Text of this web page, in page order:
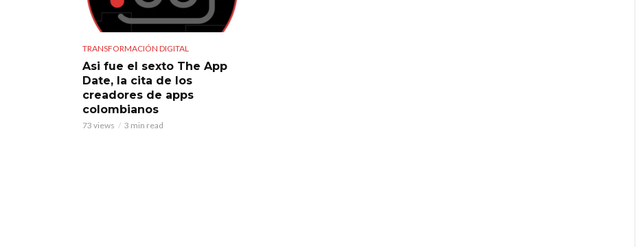
TRANSFORMACIÓN DIGITAL
Asi fue el sexto The App
Date, la cita de los
creadores de apps
colombianos
73 views 3 min read